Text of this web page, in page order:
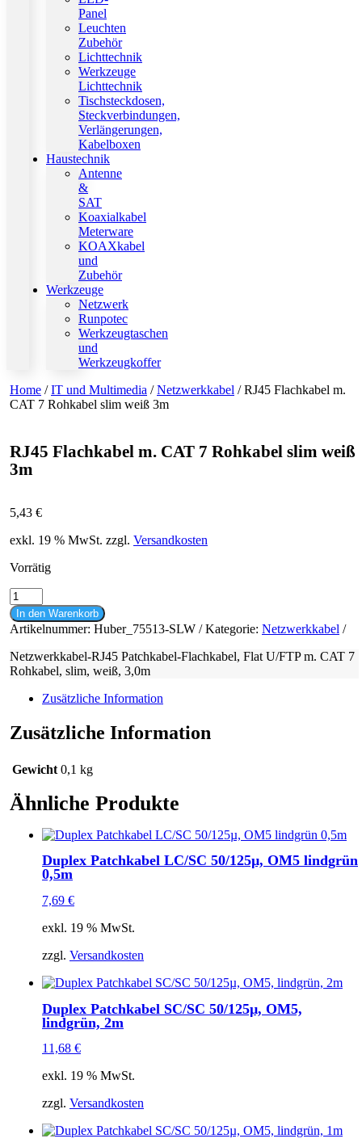
Panel
Leuchten
Zubehör
Lichttechnik
Werkzeuge
Lichttechnik
Tischsteckdosen,
Steckverbindungen,
Verlängerungen,
Kabelboxen
Haustechnik
Antenne
&
SAT
Koaxialkabel
Meterware
KOAXkabel
und
Zubehör
Werkzeuge
Netzwerk
Runpotec
Werkzeugtaschen
und
Werkzeugkoffer
Home /IT und Multimedia /Netzwerkkabel / RJ45 Flachkabel m.
CAT 7 Rohkabel slim weiß 3m
RJ45 Flachkabel m. CAT 7 Rohkabel slim weiß
3m
5,43 €
exkl. 19 % MwSt. zzgl. Versandkosten
Vorrätig
RJ45
Flachkabel
m.
CAT
7
Rohkabel
weiß
Menge
In den Warenkorb
Artikelnummer: Huber_75513-SLW Kategorie: Netzwerkkabel
Netzwerkkabel-RJ45 Patchkabel-Flachkabel, Flat U/FTP m. CAT 7
Rohkabel, slim, weiß, 3,0m
Zusätzliche Information
Zusätzliche Information
Gewicht 0,1 kg
Ähnliche Produkte
Duplex Patchkabel LC/SC 50/125µ, OM5 lindgrün
0,5m
7,69 €
exkl. 19 % MwSt.
zzgl. Versandkosten
Duplex Patchkabel SC/SC 50/125µ, OM5,
lindgrün, 2m
11,68 €
exkl. 19 % MwSt.
zzgl. Versandkosten